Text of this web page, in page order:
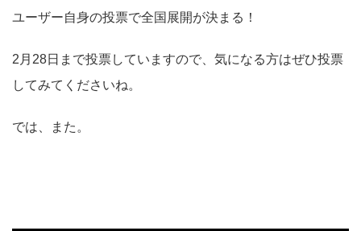
ユーザー自身の投票で全国展開が決まる！
2月28日まで投票していますので、気になる方はぜひ投票
してみてくださいね。
では、また。